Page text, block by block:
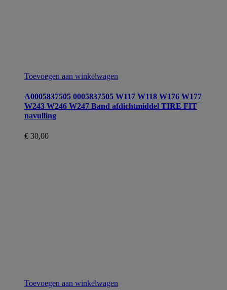
Toevoegen aan winkelwagen
A0005837505 0005837505 W117 W118 W176 W177
W243 W246 W247 Band afdichtmiddel TIRE FIT
navulling
€ 30,00
Toevoegen aan winkelwagen